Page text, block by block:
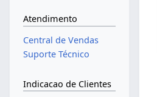
Atendimento
Central de Vendas
Suporte Técnico
Indicacao de Clientes